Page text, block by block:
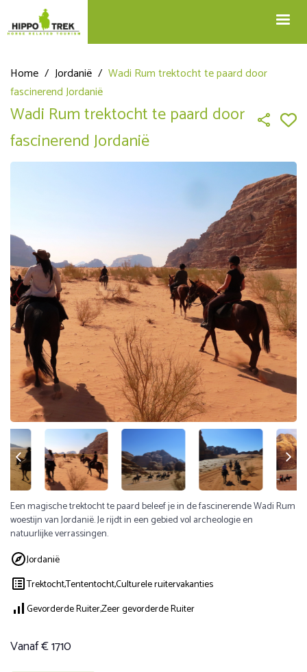
Home / Jordanië / Wadi Rum trektocht te paard door
fascinerend Jordanië
Wadi Rum trektocht te paard door
fascinerend Jordanië
Een magische trektocht te paard beleef je in de fascinerende Wadi Rum
woestijn van Jordanië. Je rijdt in een gebied vol archeologie en
natuurlijke verrassingen.
Jordanië
Trektocht,Tententocht,Culturele ruitervakanties
Gevorderde Ruiter,Zeer gevorderde Ruiter
Vanaf € 1710